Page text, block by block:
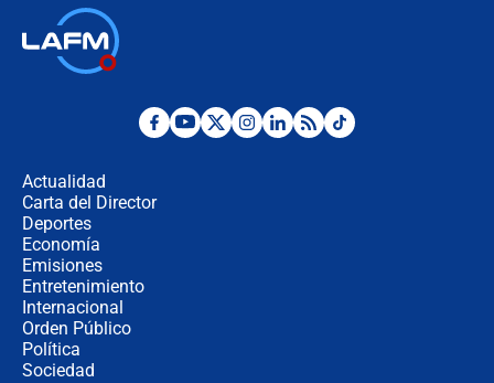
Posesión de Abelardo De La Espriella
Actualidad
Carta del Director
Deportes
Economía
Emisiones
Entretenimiento
Internacional
Orden Público
Política
Sociedad